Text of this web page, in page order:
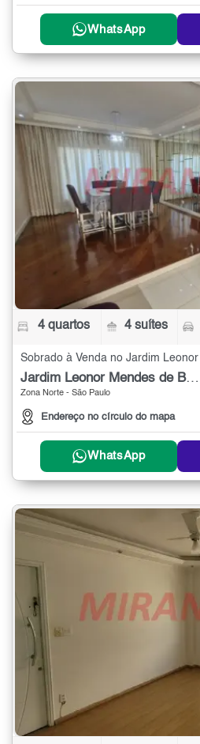
WhatsApp
4 quartos 4 suítes
Jardim Leonor Mendes de Barros
Zona Norte - São Paulo
Endereço no círculo do mapa
WhatsApp